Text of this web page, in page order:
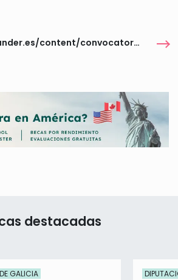
https://www.santander.es/content/convocatoria-certamenes-literarios-concejalia-cultura-2026
destacadas
GALICIA